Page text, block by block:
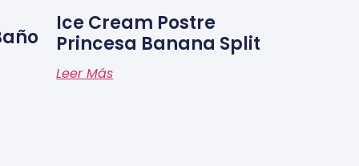
Ice Cream Postre
Princesa Banana Split
Leer Más